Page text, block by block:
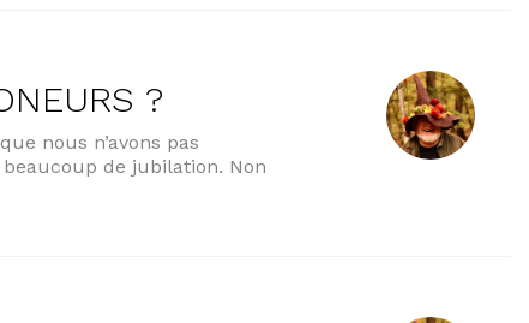
?
nous n’avons pas
beaucoup de jubilation. Non